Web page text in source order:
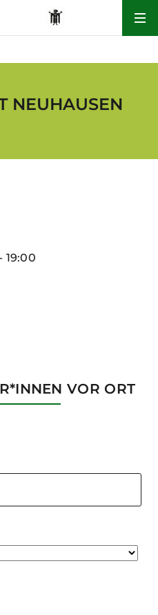
NEUHAUSEN
19:00
VOR ORT